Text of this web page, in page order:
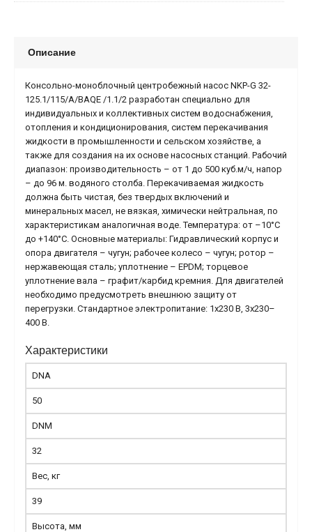
Описание
Консольно-моноблочный центробежный насос NKP-G 32-
125.1/115/A/BAQE /1.1/2 разработан специально для
индивидуальных и коллективных систем водоснабжения,
отопления и кондиционирования, систем перекачивания
жидкости в промышленности и сельском хозяйстве, а
также для создания на их основе насосных станций. Рабочий
диапазон: производительность – от 1 до 500 куб.м/ч, напор
– до 96 м. водяного столба. Перекачиваемая жидкость
должна быть чистая, без твердых включений и
минеральных масел, не вязкая, химически нейтральная, по
характеристикам аналогичная воде. Температура: от –10°С
до +140°С. Основные материалы: Гидравлический корпус и
опора двигателя – чугун; рабочее колесо – чугун; ротор –
нержавеющая сталь; уплотнение – EPDM; торцевое
уплотнение вала – графит/карбид кремния. Для двигателей
необходимо предусмотреть внешнюю защиту от
перегрузки. Стандартное электропитание: 1x230 В, 3x230–
400 В.
Характеристики
DNA
50
DNM
32
Вес, кг
39
Высота, мм